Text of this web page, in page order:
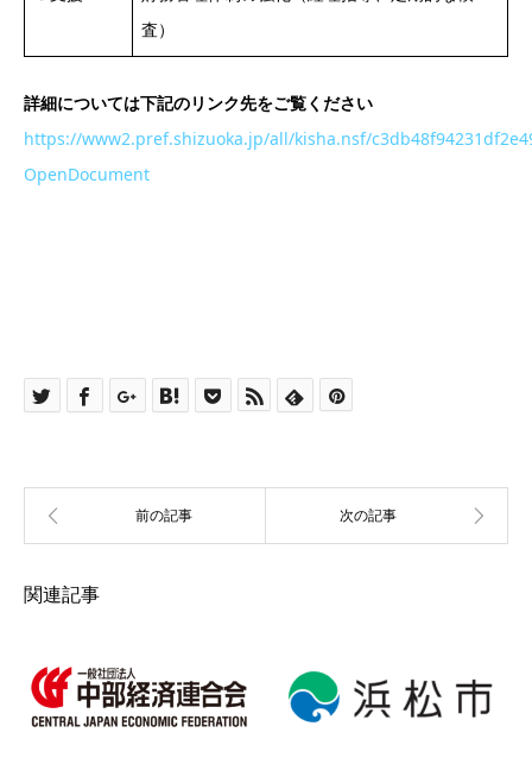
査）
詳細については下記のリンク先をご覧ください
https://www2.pref.shizuoka.jp/all/kisha.nsf/
OpenDocument
関連記事